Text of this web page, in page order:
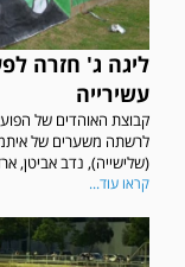
ליגה ג' חזרה
עשירייה
קבוצת האוהדים של
לרשתה משערים של
(שלישייה), נדב אביטן,
קראו עוד...